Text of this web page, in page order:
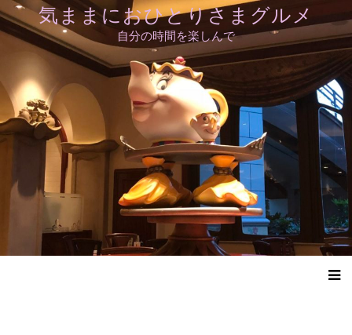
コ
ン
テ
へ
キ
ッ
気ままにおひとりさまグルメ
自分の時間を楽しんで